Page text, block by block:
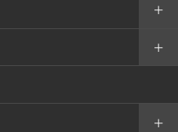
＋
＋
＋